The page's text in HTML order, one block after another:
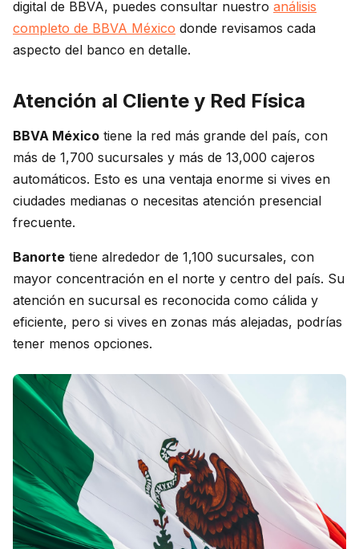
digital de BBVA, puedes consultar nuestro análisis
completo de BBVA México donde revisamos cada
aspecto del banco en detalle.
Atención al Cliente y Red Física
BBVA México tiene la red más grande del país, con
más de 1,700 sucursales y más de 13,000 cajeros
automáticos. Esto es una ventaja enorme si vives en
ciudades medianas o necesitas atención presencial
frecuente.
Banorte tiene alrededor de 1,100 sucursales, con
mayor concentración en el norte y centro del país. Su
atención en sucursal es reconocida como cálida y
eficiente, pero si vives en zonas más alejadas, podrías
tener menos opciones.